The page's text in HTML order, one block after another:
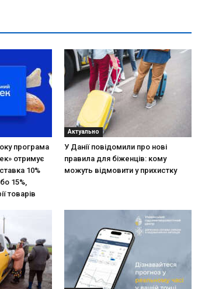
програма
отримує
10%
15%,
товарів
Актуально
У Данії повідомили про нові
правила для біженців: кому
можуть відмовити у прихистку